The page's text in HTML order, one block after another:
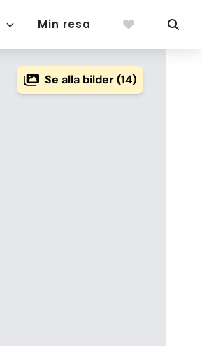
Min resa
Se alla bilder (14)